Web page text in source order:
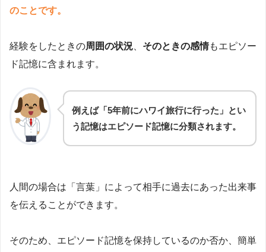
のことです。
経験をしたときの周囲の状況 そのときの感情もエピソー
ド記憶に含まれます。
例えば「5年前にハワイ旅行に行った」とい
う記憶はエピソード記憶に分類されます。
人間の場合は「言葉」によって相手に過去にあった出来事
を伝えることができます。
そのため、エピソード記憶を保持しているのか否か、簡単